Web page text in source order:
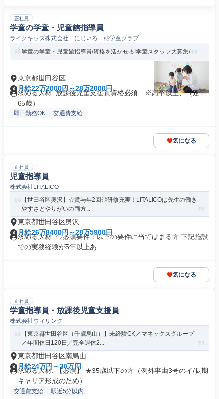
正社員
学童の学童・児童館指導員
ライクキッズ株式会社 にじいろ 砧学童クラブ
学童の学童・児童館指導員/資格を活かせる!学童スタッフ大募集/
東京都世田谷区
月給22万2000円～28万2000円
求める人材: 放課後児童支援員資格必須 ※高卒以上、（定年
65歳）
即日勤務OK 交通費支給
気になる
正社員
児童指導員
株式会社LITALICO
【世田谷区奥沢】☆賞与年2回◎研修充実！LITALICOは先生の働き
やすさとやりがいの両方...
東京都世田谷区奥沢
月給26万8400円～28万5900円
求める人材: ◇必須要件：以下の要件に当てはまる方 下記施設
での実務経験が5年以上あ...
気になる
正社員
学童指導員・放課後児童支援員
株式会社ヴィリング
【東京都世田谷区（千歳烏山）】未経験OK／マネックスグループ
／年間休日120日／完全週休2...
東京都世田谷区南烏山
月給24万円～30万円
求める人材: 【必須】 ★35歳以下の方（例外事由3号のイ/長期
キャリア形成のため）...
交通費支給 駅近5分以内